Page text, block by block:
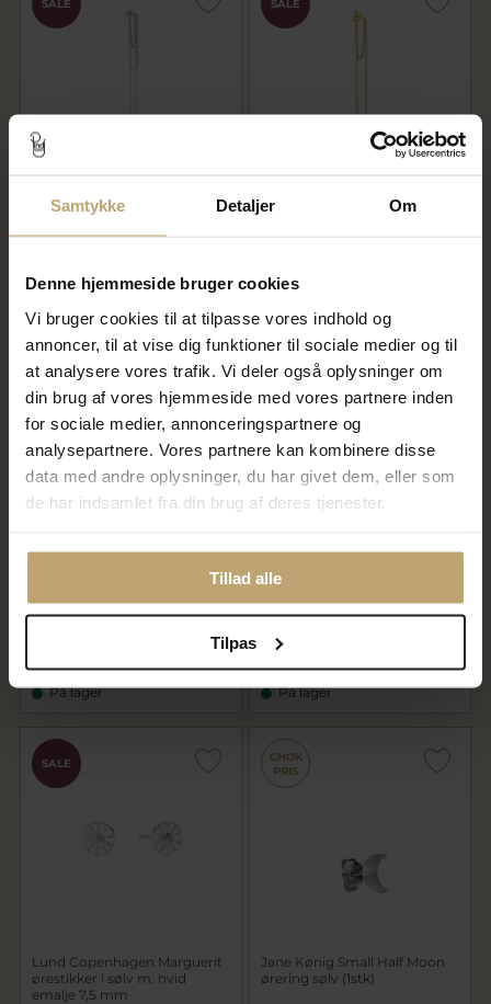
Samtykke Detaljer Om
Denne hjemmeside bruger cookies
Vi bruger cookies til at tilpasse vores indhold og
annoncer, til at vise dig funktioner til sociale medier og til
at analysere vores trafik. Vi deler også oplysninger om
din brug af vores hjemmeside med vores partnere inden
for sociale medier, annonceringspartnere og
analysepartnere. Vores partnere kan kombinere disse
data med andre oplysninger, du har givet dem, eller som
de har indsamlet fra din brug af deres tjenester.
Tillad alle
Tilpas
SALE
Jane Kønig Big Night Magic
ørering sølv (1 stk.)
SALE
Jane Kønig Night Magic
SALE
På lager
Studio Z "Shore" armbånd
ferskvandsperler (17-19 cm)
495,00 kr
På lager
PRIS
SALE
Lund Copenhagen Marguerit
ørestikker i sølv m. hvid
emalje 7,5 mm
CHOK
PRIS
Jane Kønig Small Half Moon
ørering sølv (1stk)